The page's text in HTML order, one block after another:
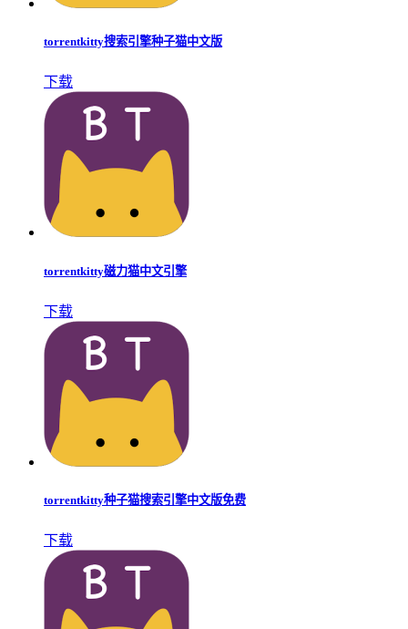
torrentkitty搜索引擎种子猫中文版
下载
torrentkitty磁力猫中文引擎
下载
torrentkitty种子猫搜索引擎中文版免费
下载